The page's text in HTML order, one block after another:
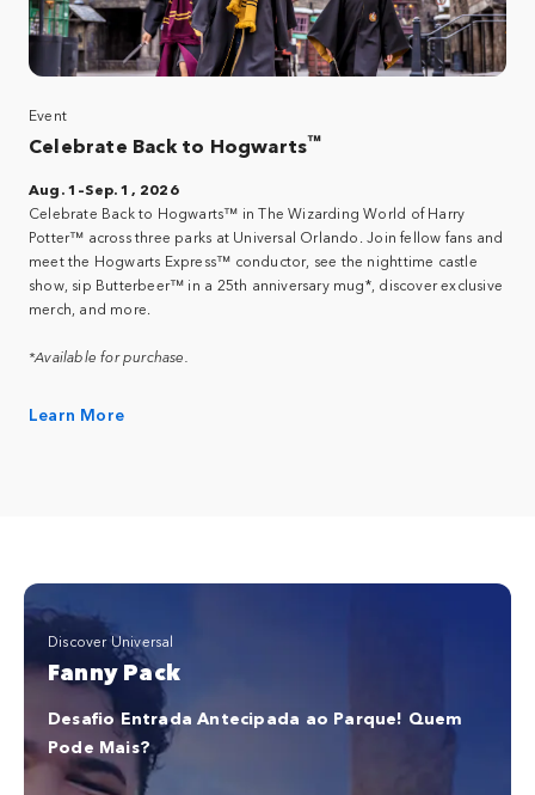
Event
Celebrate Back to Hogwarts™
Aug. 1–Sep. 1, 2026
Celebrate Back to Hogwarts™ in The Wizarding World of Harry
Potter™ across three parks at Universal Orlando. Join fellow fans and
meet the Hogwarts Express™ conductor, see the nighttime castle
show, sip Butterbeer™ in a 25th anniversary mug*, discover exclusive
merch, and more.
*Available for purchase.
Learn More
Discover Universal
Fanny Pack
Desafio Entrada Antecipada ao Parque! Quem
Pode Mais?